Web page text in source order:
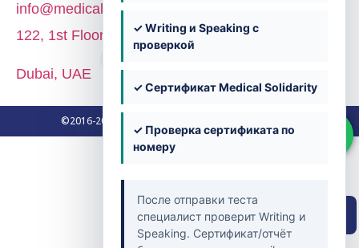
✓ Writing и Speaking с
проверкой
✓ Сертификат Medical Solidarity
✓ Проверка сертификата по
номеру
После отправки теста
специалист проверит Writing и
Speaking. Сертификат/отчёт
Быстрая навигация
info@medicalsolidarity.ae
122, 1st Floor, Block 02, Dubai Knowledge Park,
Dubai, UAE
©2016-2026. Medical Solidarity. All Rights Reserved.